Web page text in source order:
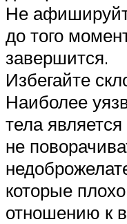
Не
до того
завершится.
Избегайте
Наиболее
тела
не
которые
отношению к